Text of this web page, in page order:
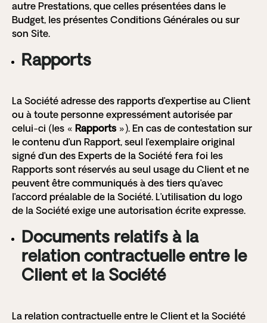
autre Prestations, que celles présentées dans le
Budget, les présentes Conditions Générales ou sur
son Site.
Rapports
La Société adresse des rapports d’expertise au Client
ou à toute personne expressément autorisée par
celui-ci (les « Rapports »). En cas de contestation sur
le contenu d’un Rapport, seul l’exemplaire original
signé d’un des Experts de la Société fera foi les
Rapports sont réservés au seul usage du Client et ne
peuvent être communiqués à des tiers qu’avec
l’accord préalable de la Société. L’utilisation du logo
de la Société exige une autorisation écrite expresse.
Documents relatifs à la
relation contractuelle entre le
Client et la Société
La relation contractuelle entre le Client et la Société